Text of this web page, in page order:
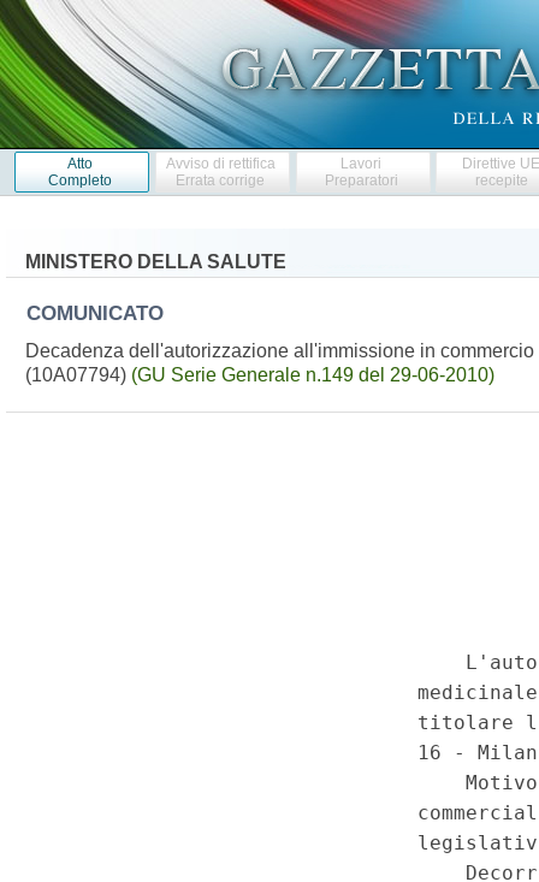
Atto
Completo
Avviso di rettifica
Errata corrige
Lavori
Preparatori
Direttive
recepite
MINISTERO DELLA SALUTE
COMUNICATO
Decadenza dell'autorizzazione all'immissione in
(10A07794) (GU Serie Generale n.149 del 29-06-2010)